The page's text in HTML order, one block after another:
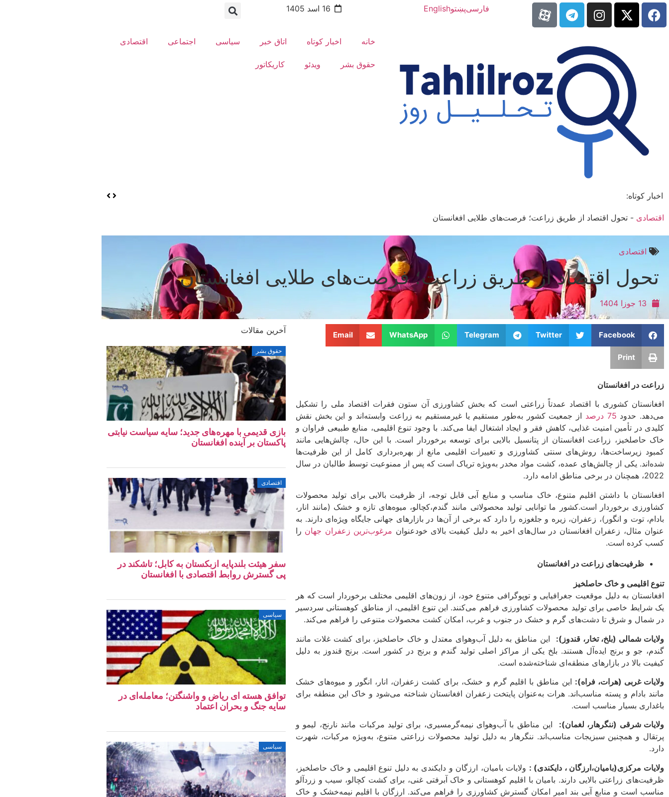
فارسیپښتوEnglish 16 اسد 1405
خانه اخبار کوتاه اتاق خبر سیاسی اجتماعی اقتصادی
حقوق بشر ویدئو کاریکاتور
اخبار کوتاه:
اقتصادی - تحول اقتصاد از طریق زراعت؛ فرصت‌های طلایی افغانستان
اقتصادی
تحول اقتصاد از طریق زراعت؛ فرصت‌های طلایی افغانستان
13 جوزا 1404
Facebook
Twitter
Telegram
WhatsApp
Email
Print
زراعت در افغانستان
افغانستان کشوری با اقتصاد عمدتاً زراعتی است که بخش کشاورزی آن ستون فقرات اقتصاد ملی را تشکیل
می‌دهد. حدود 75 درصد
از جمعیت کشور به‌طور مستقیم یا غیرمستقیم به زراعت وابسته‌اند و این بخش نقش
کلیدی در تأمین امنیت غذایی، کاهش فقر و ایجاد اشتغال ایفا می‌کند. با وجود تنوع اقلیمی، منابع طبیعی فراوان و
خاک حاصلخیز، زراعت افغانستان از پتانسیل بالایی برای توسعه برخوردار است. با این حال، چالش‌هایی مانند
کمبود زیرساخت‌ها، روش‌های سنتی کشاورزی و تغییرات اقلیمی مانع از بهره‌برداری کامل از این ظرفیت‌ها
شده‌اند. یکی از چالش‌های عمده، کشت مواد مخدر به‌ویژه تریاک است که پس از ممنوعیت توسط طالبان در سال
2022، همچنان در برخی مناطق ادامه دارد.
افغانستان با داشتن اقلیم متنوع، خاک مناسب و منابع آبی قابل توجه، از ظرفیت بالایی برای تولید محصولات
کشاورزی برخوردار است.کشور ما توانایی تولید محصولاتی مانند گندم،کچالو، میوه‌های تازه و خشک (مانند انار،
بادام، توت و انگور)، زعفران، زیره و جلغوزه را دارد که برخی از آن‌ها در بازارهای جهانی جایگاه ویژه‌ای دارند. به
عنوان مثال، زعفران افغانستان در سال‌های اخیر به دلیل کیفیت بالای خودعنوان مرغوب‌ترین زعفران جهان را
کسب کرده است.
ظرفیت‌های زراعت در افغانستان
تنوع اقلیمی و خاک حاصلخیز
افغانستان به دلیل موقعیت جغرافیایی و توپوگرافی متنوع خود، از زون‌های اقلیمی مختلف برخوردار است که هر
یک شرایط خاصی برای تولید محصولات کشاورزی فراهم می‌کنند. این تنوع اقلیمی، از مناطق کوهستانی سردسیر
در شمال و شرق تا دشت‌های گرم و خشک در جنوب و غرب، امکان کشت محصولات متنوعی را فراهم می‌کند.
ولایات شمالی (بلخ، تخار، قندوز): این مناطق به دلیل آب‌وهوای معتدل و خاک حاصلخیز، برای کشت غلات مانند
گندم، جو و برنج ایده‌آل هستند. بلخ یکی از مراکز اصلی تولید گندم و برنج در کشور است. برنج قندوز به دلیل
کیفیت بالا در بازارهای منطقه‌ای شناخته‌شده است.
ولایات غربی (هرات، فراه): این مناطق با اقلیم گرم و خشک، برای کشت زعفران، انار، انگور و میوه‌های خشک
مانند بادام و پسته مناسب‌اند. هرات به‌عنوان پایتخت زعفران افغانستان شناخته می‌شود و خاک این منطقه برای
باغداری بسیار مناسب است.
ولایات شرقی (ننگرهار، لغمان): این مناطق با آب‌وهوای نیمه‌گرمسیری، برای تولید مرکبات مانند نارنج، لیمو و
پرتقال و همچنین سبزیجات مناسب‌اند. ننگرهار به دلیل تولید محصولات زراعتی متنوع، به‌ویژه مرکبات، شهرت
دارد.
ولایات مرکزی(بامیان،ارزگان ، دایکندی) : ولایات بامیان، ارزگان و دایکندی به دلیل تنوع اقلیمی و خاک حاصلخیز،
ظرفیت‌های زراعتی بالایی دارند. بامیان با اقلیم کوهستانی و خاک آبرفتی غنی، برای کشت کچالو، سیب و زردآلو
مناسب است و منابع آبی بند امیر امکان گسترش کشاورزی را فراهم می‌کند. ارزگان با اقلیم نیمه‌خشک و خاک
آخرین مقالات
حقوق بشر
بازی قدیمی با مهره‌های جدید؛ سایه سیاست نیابتی
پاکستان بر آینده افغانستان
اقتصادی
سفر هیئت بلندپایه ازبکستان به کابل؛ تاشکند در
پی گسترش روابط اقتصادی با افغانستان
سیاسی
توافق هسته‌ ای ریاض و واشنگتن؛ معامله‌ای در
سایه جنگ و بحران اعتماد
سیاسی